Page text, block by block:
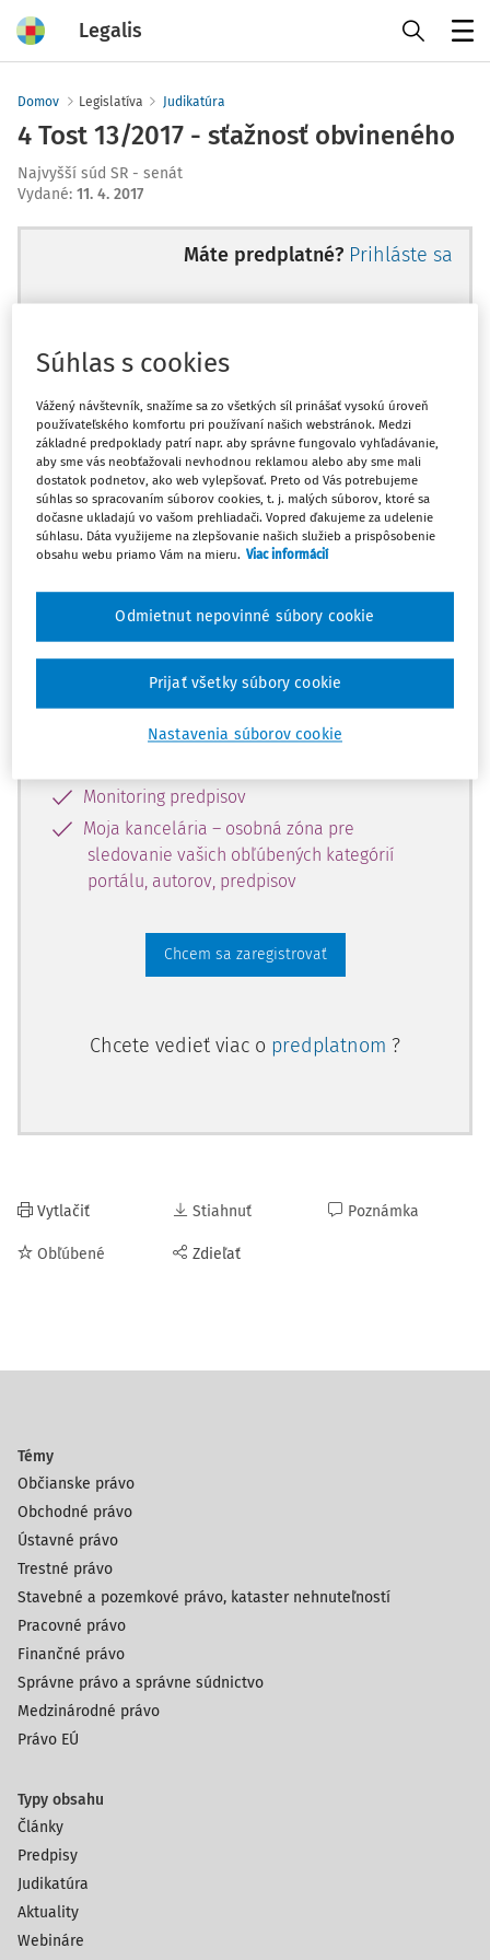
Legalis
Domov Legislatíva Judikatúra
4 Tost 13/2017 - sťažnosť obvineného
Najvyšší súd SR - senát
Vydané: 11. 4. 2017
Máte predplatné? Prihláste sa
Ups, zatiaľ ste si prečítali len
začiatok...
Celý odborný obsah z tejto oblasti je
dostupný predplatiteľom portálu.
obsahu a získajte prístup na 10 dní
zdarma, stačí sa len zaregistrovať.
Vďaka registrácii získate prístup aj k
vybranému obsahu:
Monitoring predpisov
Moja kancelária – osobná zóna pre
sledovanie vašich obľúbených kategórií
portálu, autorov, predpisov
Chcem sa zaregistrovať
Chcete vedieť viac o predplatnom ?
Vytlačiť
Obľúbené
Stiahnuť
Zdieľať
Poznámka
Témy
Občianske právo
Obchodné právo
Ústavné právo
Trestné právo
Stavebné a pozemkové právo, kataster nehnuteľností
Pracovné právo
Finančné právo
Správne právo a správne súdnictvo
Medzinárodné právo
Právo EÚ
Typy obsahu
Články
Predpisy
Judikatúra
Aktuality
Webináre
Súhlas s cookies
Vážený návštevník, snažíme sa zo všetkých síl prinášať vysokú úroveň
používateľského komfortu pri používaní našich webstránok. Medzi
základné predpoklady patrí napr. aby správne fungovalo vyhľadávanie,
aby sme vás neobťažovali nevhodnou reklamou alebo aby sme mali
dostatok podnetov, ako web vylepšovať. Preto od Vás potrebujeme
súhlas so spracovaním súborov cookies, t. j. malých súborov, ktoré sa
dočasne ukladajú vo vašom prehliadači. Vopred ďakujeme za udelenie
súhlasu. Dáta využijeme na zlepšovanie našich služieb a prispôsobenie
obsahu webu priamo Vám na mieru. Viac informácií
Nastavenia súborov cookie
Odmietnut nepovinné súbory cookie
Prijať všetky súbory cookie